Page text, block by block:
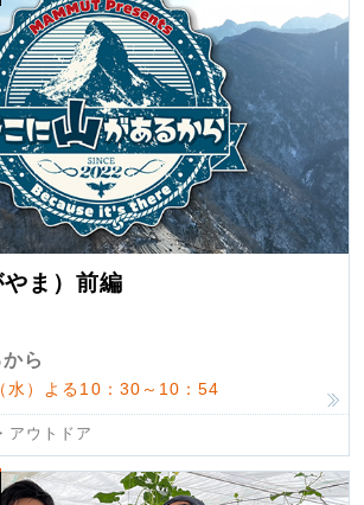
ま）前編
ら
水）よる10：30～10：54
アウトドア